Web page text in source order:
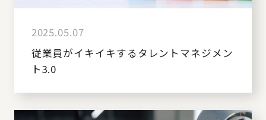
2025.05.07
従業員がイキイキするタレントマネジメン
ト3.0